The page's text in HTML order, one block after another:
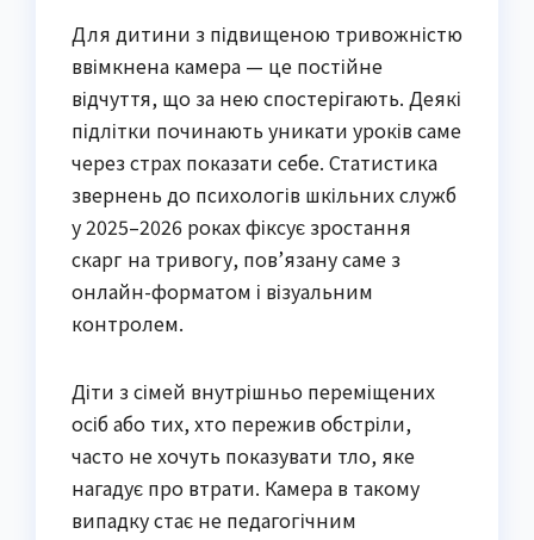
Для дитини з підвищеною тривожністю
ввімкнена камера — це постійне
відчуття, що за нею спостерігають. Деякі
підлітки починають уникати уроків саме
через страх показати себе. Статистика
звернень до психологів шкільних служб
у 2025–2026 роках фіксує зростання
скарг на тривогу, пов’язану саме з
онлайн-форматом і візуальним
контролем.
Діти з сімей внутрішньо переміщених
осіб або тих, хто пережив обстріли,
часто не хочуть показувати тло, яке
нагадує про втрати. Камера в такому
випадку стає не педагогічним